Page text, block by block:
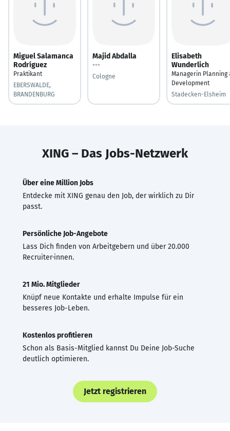
Miguel Salamanca
Rodríguez
Praktikant
EBERSWALDE,
BRANDENBURG
Majid Abdalla
---
Cologne
Elisabeth
Wunderlich
Managerin Planning
Development
Stadecken-Elsheim
XING – Das Jobs-Netzwerk
Über eine Million Jobs
Entdecke mit XING genau den Job, der wirklich zu Dir
passt.
Persönliche Job-Angebote
Lass Dich finden von Arbeitgebern und über 20.000
Recruiter·innen.
21 Mio. Mitglieder
Knüpf neue Kontakte und erhalte Impulse für ein
besseres Job-Leben.
Kostenlos profitieren
Schon als Basis-Mitglied kannst Du Deine Job-Suche
deutlich optimieren.
Jetzt registrieren